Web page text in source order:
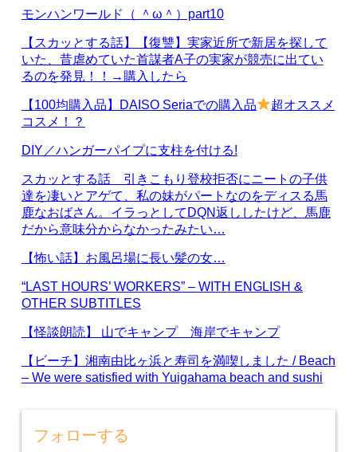
モンハンワールド（ ＾ω＾）part10
【スカッとする話】【復讐】実家近所で新居を探して
いた、昔虐めていた首謀者A子の実家が競売に出てい
るのを発見！！→購入したら
【100均購入品】DAISO Seriaでの購入品
超オススメ
コスメ！？
DIY／ハンガーパイプに支柱を付ける!
スカッとする話 引きこもり登校拒否にニートの子供
達を凄いとアゲて、私の妹がパートなのをディスる馬
鹿なおばさん。イラっとしてDQN返ししたけど、馬鹿
だから意味分からなかったみたい…
【怖い話】お風呂場に長い髪の女…
“LAST HOURS’ WORKERS” – WITH ENGLISH &
OTHER SUBTITLES
【怪談朗読】 山でキャンプ 海岸でキャンプ
【ビーチ】湘南由比ヶ浜と寿司を満喫しました / Beach
– We were satisfied with Yuigahama beach and sushi
フォローする